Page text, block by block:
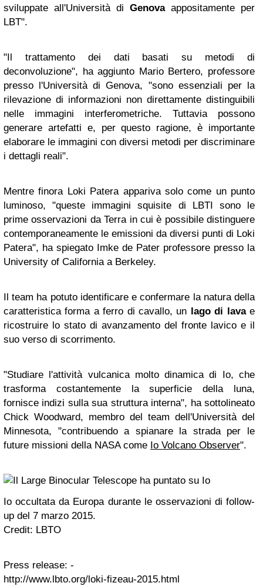
sviluppate all'Università di Genovaappositamente per
LBT".
"Il trattamento dei dati basati su metodi di
deconvoluzione", ha aggiunto Mario Bertero, professore
presso l'Università di Genova, "sono essenziali per la
rilevazione di informazioni non direttamente distinguibili
nelle immagini interferometriche. Tuttavia possono
generare artefatti e, per questo ragione, è importante
elaborare le immagini con diversi metodi per discriminare
i dettagli reali".
Mentre finora Loki Patera appariva solo come un punto
luminoso, "queste immagini squisite di LBTI sono le
prime osservazioni da Terra in cui è possibile distinguere
contemporaneamente le emissioni da diversi punti di Loki
Patera", ha spiegato Imke de Pater professore presso la
University of California a Berkeley.
Il team ha potuto identificare e confermare la natura della
caratteristica forma a ferro di cavallo, un lago di lavae
ricostruire lo stato di avanzamento del fronte lavico e il
suo verso di scorrimento.
"Studiare l'attività vulcanica molto dinamica di Io, che
trasforma costantemente la superficie della luna,
fornisce indizi sulla sua struttura interna", ha sottolineato
Chick Woodward, membro del team dell'Università del
Minnesota, "contribuendo a spianare la strada per le
future missioni della NASA come Io Volcano Observer".
Io occultata da Europa durante le osservazioni di follow-
up del 7 marzo 2015.
Credit: LBTO
Press release: -
http://www.lbto.org/loki-fizeau-2015.html